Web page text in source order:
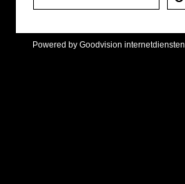
Powered by Goodvision internetdiensten